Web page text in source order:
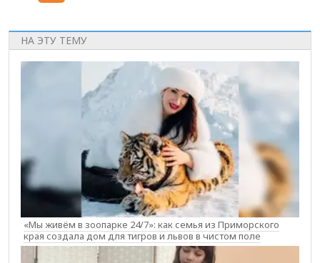
НА ЭТУ ТЕМУ
«Мы живём в зоопарке 24/7»: как семья из Приморского
края создала дом для тигров и львов в чистом поле